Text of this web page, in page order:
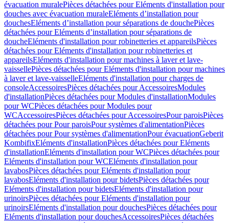
évacuation muralePièces détachées pour Eléments d'installation pour
douches avec évacuation muraleEléments d’installation pour
douchesEléments d’installation pour séparations de douchePièces
détachées pour Eléments d’installation pour séparations de
doucheEléments d'installation pour robinetteries et appareilsPièces
détachées pour Eléments d'installation pour robinetteries et
appareilsEléments d'installation pour machines à laver et lave-
vaissellePièces détachées pour Eléments d'installation pour machines
à laver et lave-vaisselleEléments d'installation pour charges de
consoleAccessoiresPièces détachées pour AccessoiresModules
d'installationPièces détachées pour Modules d'installationModules
pour WCPièces détachées pour Modules pour
WCAccessoiresPièces détachées pour AccessoiresPour paroisPièces
détachées pour Pour paroisPour systèmes d'alimentationPièces
détachées pour Pour systèmes d'alimentationPour évacuationGeberit
KombifixEléments d'installationPièces détachées pour Eléments
d'installationEléments d'installation pour WCPièces détachées pour
Eléments d'installation pour WCEléments d'installation pour
lavabosPièces détachées pour Eléments d'installation pour
lavabosEléments d'installation pour bidetsPièces détachées pour
Eléments d'installation pour bidetsEléments d'installation pour
urinoirsPièces détachées pour Eléments d'installation pour
urinoirsEléments d'installation pour douchesPièces détachées pour
Eléments d'installation pour douchesAccessoiresPièces détachées